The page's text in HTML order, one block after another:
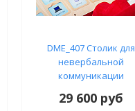
DME_407 Столик для
невербальной
коммуникации
29 600 руб